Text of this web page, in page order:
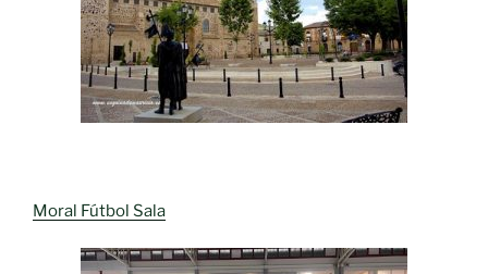
Moral Fútbol Sala